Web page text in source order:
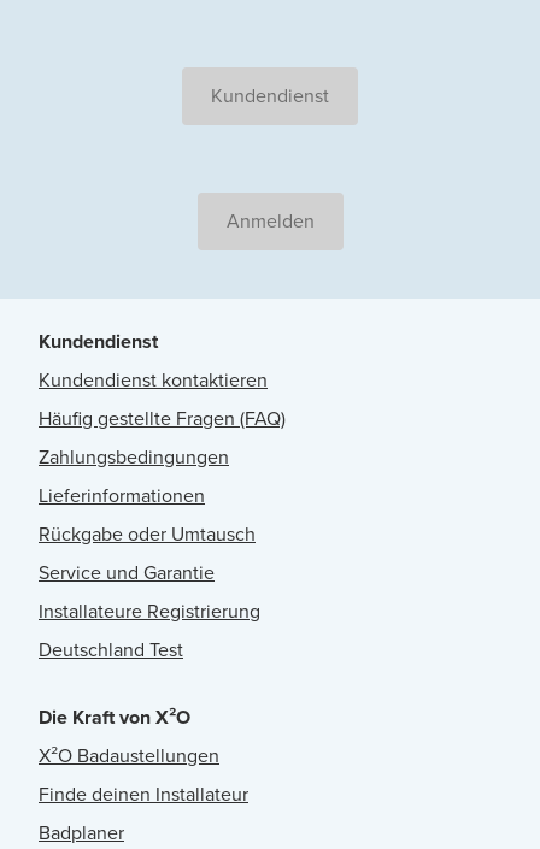
Kundendienst
Anmelden
Kundendienst
Kundendienst kontaktieren
Häufig gestellte Fragen (FAQ)
Zahlungsbedingungen
Lieferinformationen
Rückgabe oder Umtausch
Service und Garantie
Installateure Registrierung
Deutschland Test
Die Kraft von X²O
X²O Badaustellungen
Finde deinen Installateur
Badplaner